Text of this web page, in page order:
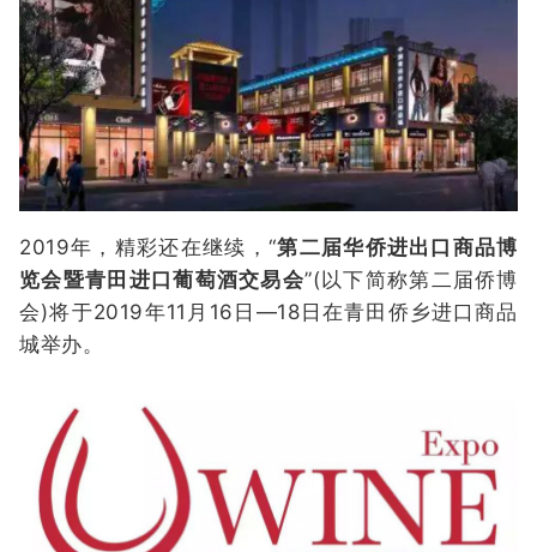
2019年，精彩还在继续，“第二届华侨进出口商品博
览会暨青田进口葡萄酒交易会”(以下简称第二届侨博
会)将于2019年11月16日—18日在青田侨乡进口商品
城举办。